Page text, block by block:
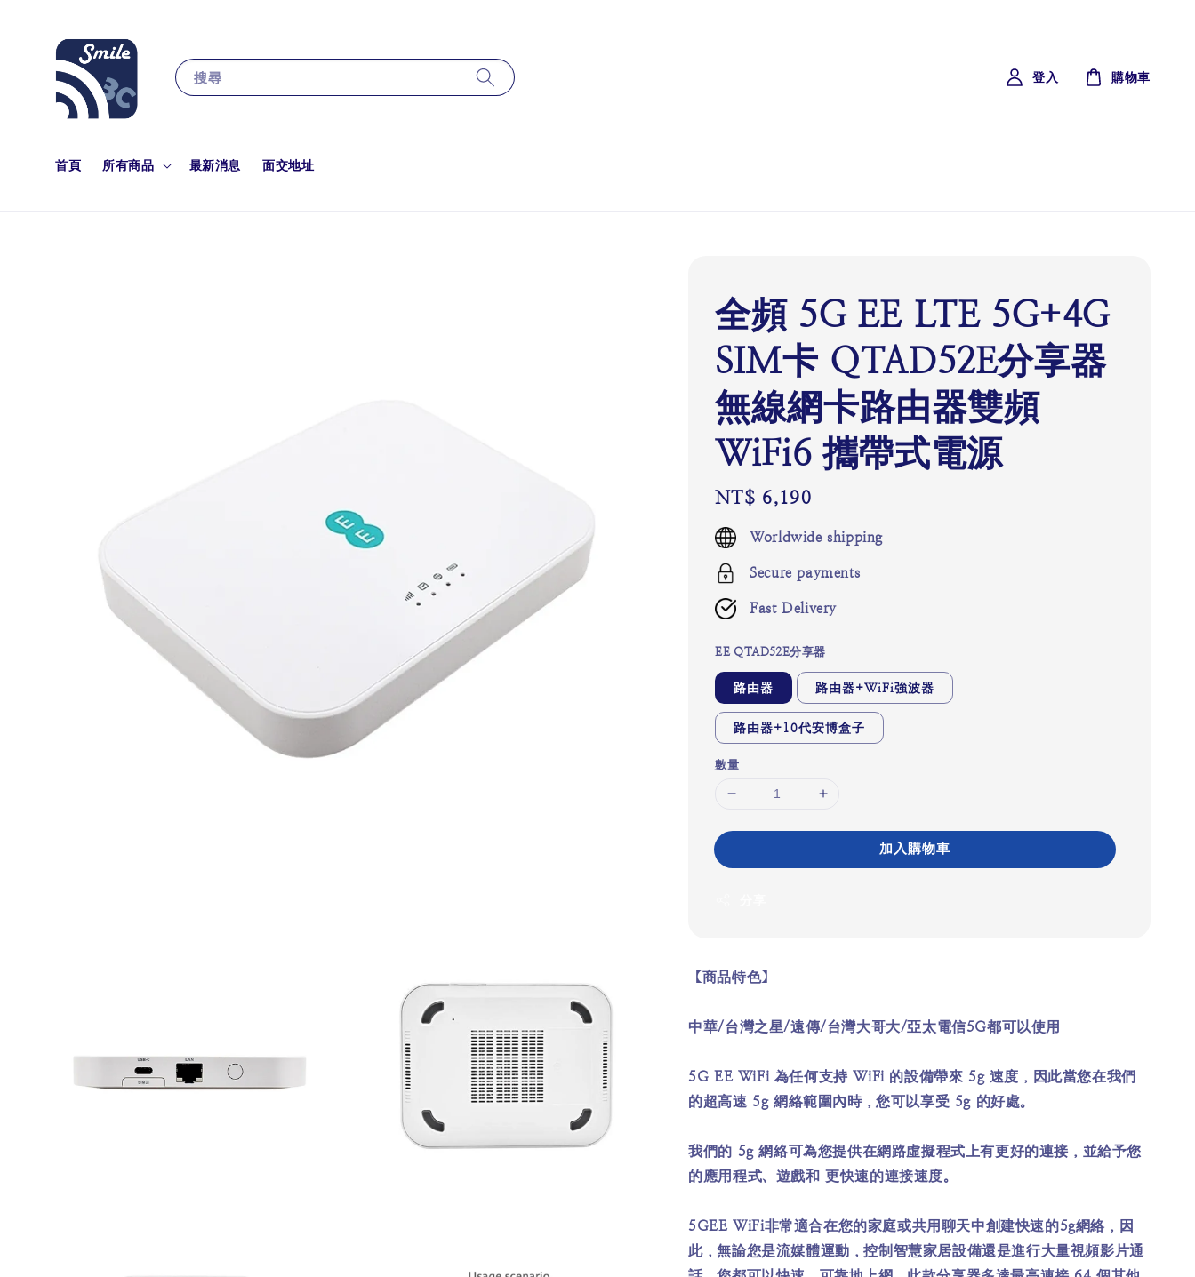
搜尋
首頁 所有商品 最新消息 面交地址
登入 購物車
全頻 5G EE LTE 5G+4G
SIM卡 QTAD52E分享器
無線網卡路由器雙頻
WiFi6 攜帶式電源
Regular
price
NT$ 6,190
Worldwide shipping
Secure payments
Fast Delivery
EE QTAD52E分享器
路由器 路由器+WiFi強波器
路由器+10代安博盒子
數量
加入購物車
【商品特色】
中華/台灣之星/遠傳/台灣大哥大/亞太電信5G都可以使用
5G EE WiFi 為任何支持 WiFi 的設備帶來 5g 速度，因此當您在我們
的超高速 5g 網絡範圍內時，您可以享受 5g 的好處。
我們的 5g 網絡可為您提供在網路虛擬程式上有更好的連接，並給予您
的應用程式、遊戲和 更快速的連接速度。
5GEE WiFi非常適合在您的家庭或共用聊天中創建快速的5g網絡，因
此，無論您是流媒體運動，控制智慧家居設備還是進行大量視頻影片通